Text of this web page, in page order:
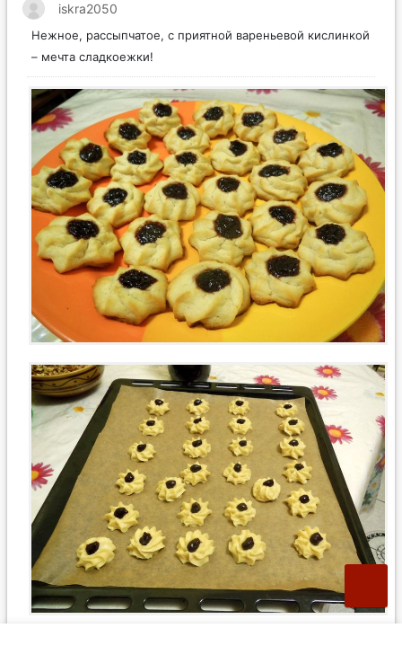
iskra2050
Нежное, рассыпчатое, с приятной вареньевой кислинкой
– мечта сладкоежки!